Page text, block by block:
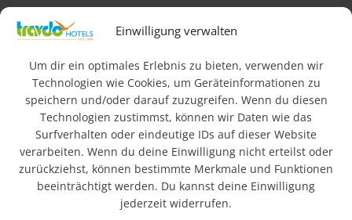
Einwilligung verwalten
Um dir ein optimales Erlebnis zu bieten, verwenden wir
Technologien wie Cookies, um Geräteinformationen zu
speichern und/oder darauf zuzugreifen. Wenn du diesen
Technologien zustimmst, können wir Daten wie das
Surfverhalten oder eindeutige IDs auf dieser Website
verarbeiten. Wenn du deine Einwilligung nicht erteilst oder
zurückziehst, können bestimmte Merkmale und Funktionen
beeinträchtigt werden. Du kannst deine Einwilligung
jederzeit widerrufen.
Impressum AGB Datenschutz & Rechtliches
FAQ Newsletteranmeldung Barrierefreiheit
© 2026 Travdo Hotels & Resorts. Alle Rechte vorbehalten.
Wo sind die besten
Hotels in Deutschland?